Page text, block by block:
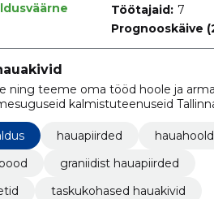
Töötajaid: 7
Prognooskäive
ning teeme oma tööd hoole ja
kalmistuteenuseid
hauapiirded
graniidist hauapiirded
taskukohased hauakivid